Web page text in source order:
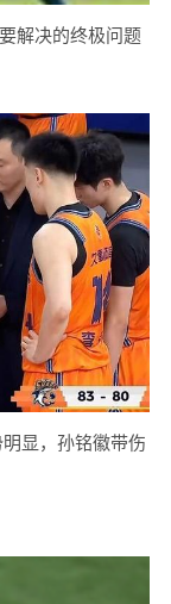
解决的终极问题
显，孙铭徽带伤